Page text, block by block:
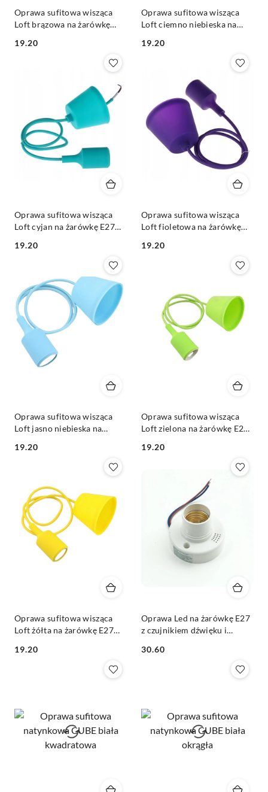
Oprawa sufitowa wisząca
Loft brązowa na żarówkę
Cena:
19.20
Oprawa sufitowa wisząca
Loft ciemno niebieska na
Cena:
19.20
Oprawa sufitowa wisząca
Loft cyjan na żarówkę E27
Cena:
19.20
Oprawa sufitowa wisząca
Loft fioletowa na żarówkę
Cena:
19.20
Oprawa sufitowa wisząca
Loft jasno niebieska na
Cena:
19.20
Oprawa sufitowa wisząca
Loft zielona na żarówkę E27
Cena:
19.20
Oprawa sufitowa wisząca
Loft żółta na żarówkę E27
Cena:
19.20
Oprawa Led na żarówkę E27
z czujnikiem dźwięku i
Cena:
30.60